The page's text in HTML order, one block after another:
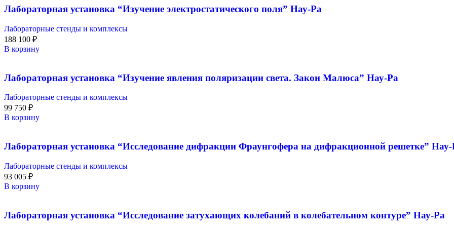
Лабораторная установка “Изучение электростатического поля” Нау-Ра
Лабораторные стенды и комплексы
188 100 ₽
В корзину
Лабораторная установка “Изучение явления поляризации света. Закон Малюса” Нау-Ра
Лабораторные стенды и комплексы
99 750 ₽
В корзину
Лабораторная установка “Исследование дифракции Фраунгофера на дифракционной решетке”
Лабораторные стенды и комплексы
93 005 ₽
В корзину
Лабораторная установка “Исследование затухающих колебаний в колебательном контуре” Нау-Ра